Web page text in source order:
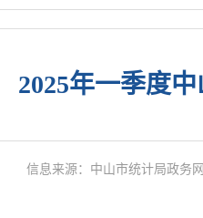
2025年一季度
信息来源：中山市统计局政务